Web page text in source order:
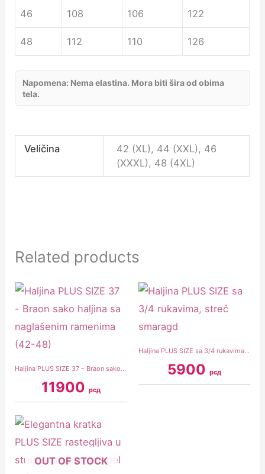
46 108 106 122
48 112 110 126
Napomena: Nema elastina. Mora biti šira od obima
tela.
Veličina
42 (XL), 44 (XXL), 46
(XXXL), 48 (4XL)
Related products
Haljina PLUS SIZE 37 – Braon sako haljina sa naglašenim ramenima (42-48)
11900 рсд
Haljina PLUS SIZE sa 3/4 rukavima, streč smaragd
5900 рсд
OUT OF STOCK